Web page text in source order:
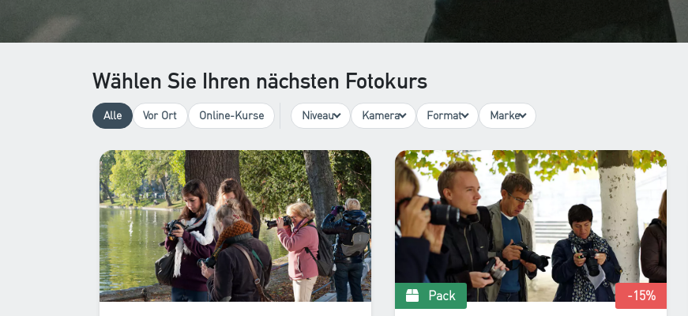
Wählen Sie Ihren nächsten Fotokurs
Alle Vor Ort Online-Kurse Niveau Kamera Format Marke
Pack -15%